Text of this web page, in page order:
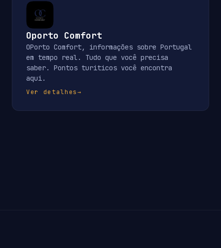
Oporto Comfort
OPorto Comfort, informações sobre Portugal
em tempo real. Tudo que você precisa
saber. Pontos turiticos você encontra
aqui.
Ver detalhes→